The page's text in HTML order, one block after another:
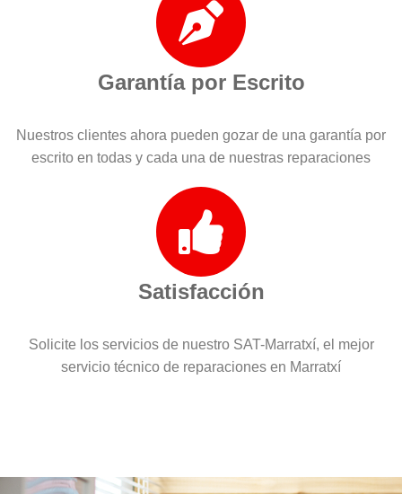
Garantía por Escrito
Nuestros clientes ahora pueden gozar de una garantía por
escrito en todas y cada una de nuestras reparaciones
Satisfacción
Solicite los servicios de nuestro SAT-Marratxí, el mejor
servicio técnico de reparaciones en Marratxí